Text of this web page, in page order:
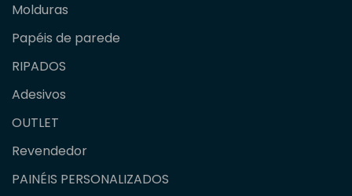
Molduras
Papéis de parede
RIPADOS
Adesivos
OUTLET
Revendedor
PAINÉIS PERSONALIZADOS